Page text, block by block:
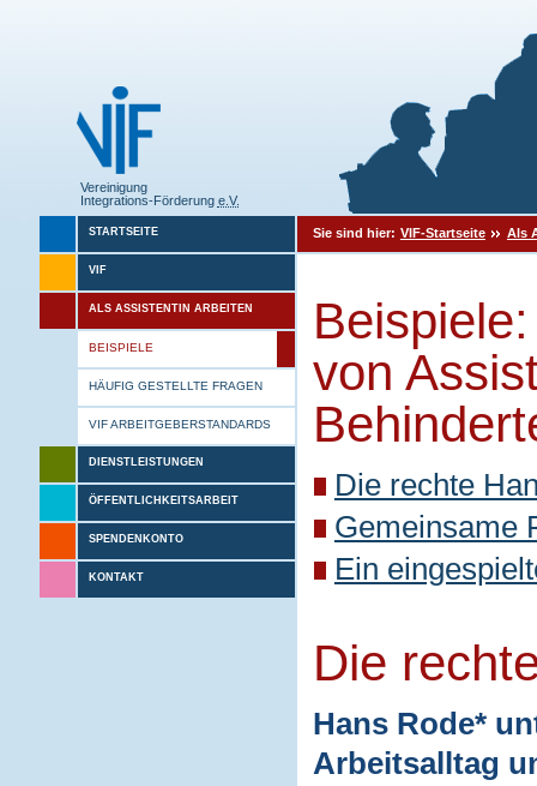
Vereinigung
Integrations-Förderung e.V.
STARTSEITE
VIF
ALS ASSISTENTIN ARBEITEN
BEISPIELE
HÄUFIG GESTELLTE FRAGEN
VIF ARBEITGEBERSTANDARDS
DIENSTLEISTUNGEN
ÖFFENTLICHKEITSARBEIT
SPENDENKONTO
KONTAKT
Sie sind hier: VIF-Startseite Als
von
Die rechte
Gemeinsame
Ein
Die
Hans Rode*
Arbeitsalltag